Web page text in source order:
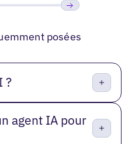
posées
?
agent IA pour